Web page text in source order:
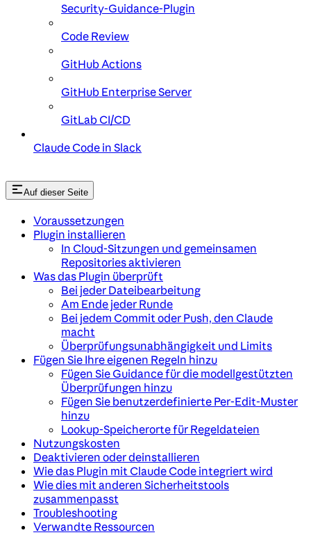
Security-Guidance-Plugin
Code Review
GitHub Actions
GitHub Enterprise Server
GitLab CI/CD
Claude Code in Slack
Auf dieser Seite
Voraussetzungen
Plugin installieren
In Cloud-Sitzungen und gemeinsamen
Repositories aktivieren
Was das Plugin überprüft
Bei jeder Dateibearbeitung
Am Ende jeder Runde
Bei jedem Commit oder Push, den Claude
macht
Überprüfungsunabhängigkeit und Limits
Fügen Sie Ihre eigenen Regeln hinzu
Fügen Sie Guidance für die modellgestützten
Überprüfungen hinzu
Fügen Sie benutzerdefinierte Per-Edit-Muster
hinzu
Lookup-Speicherorte für Regeldateien
Nutzungskosten
Deaktivieren oder deinstallieren
Wie das Plugin mit Claude Code integriert wird
Wie dies mit anderen Sicherheitstools
zusammenpasst
Troubleshooting
Verwandte Ressourcen